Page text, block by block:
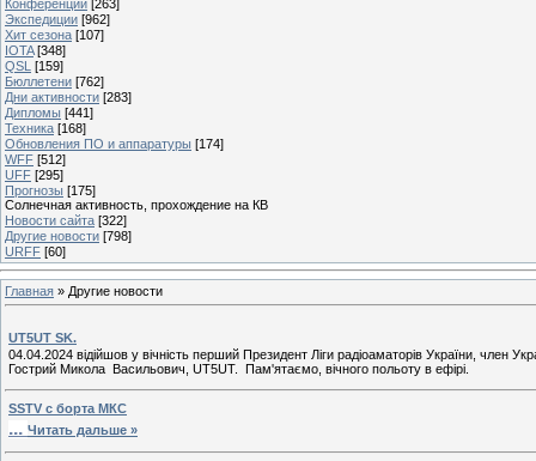
Конференции [263]
Экспедиции [962]
Хит сезона [107]
IOTA [348]
QSL [159]
Бюллетени [762]
Дни активности [283]
Дипломы [441]
Техника [168]
Обновления ПО и аппаратуры [174]
WFF [512]
UFF [295]
Прогнозы [175]
Солнечная активность, прохождение на КВ
Новости сайта [322]
Другие новости [798]
URFF [60]
Главная » Другие новости
UT5UT SK.
04.04.2024 відійшов у вічність перший Президент Ліги радіоаматорів України, член
Гострий Микола Васильович, UT5UT. Пам'ятаємо, вічного польоту в ефірі.
SSTV с борта МКС
... Читать дальше »